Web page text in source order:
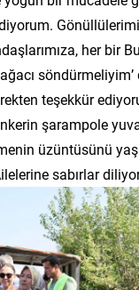
her bir
teşekkür
şarampole
üzüntüsünü
sabırlar